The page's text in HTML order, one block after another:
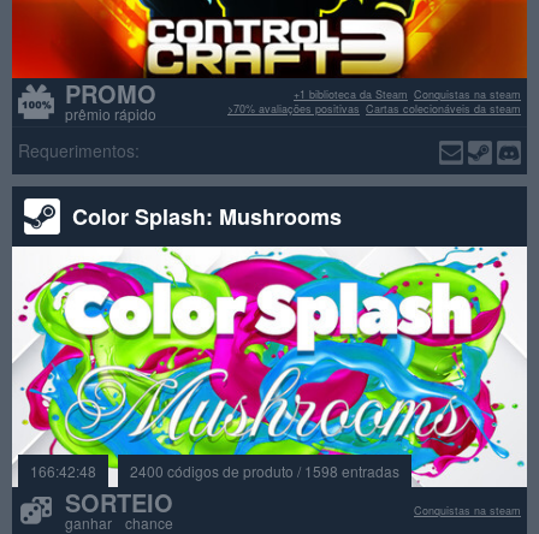
PROMO
prêmio rápido
Conquistas na steam
+1 biblioteca da Steam
Cartas colecionáveis da steam
>70% avaliações positivas
Requerimentos:
Color Splash: Mushrooms
166:42:48 2400 códigos de produto / 1598 entradas
SORTEIO
ganhar chance
Conquistas na steam